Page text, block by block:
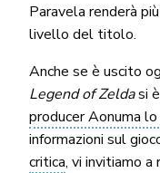
Paravela renderà
livello del titolo.
Anche se è uscito
Legend of Zeldasi
producer Aonuma
informazioni sul
critica, vi invitiamo